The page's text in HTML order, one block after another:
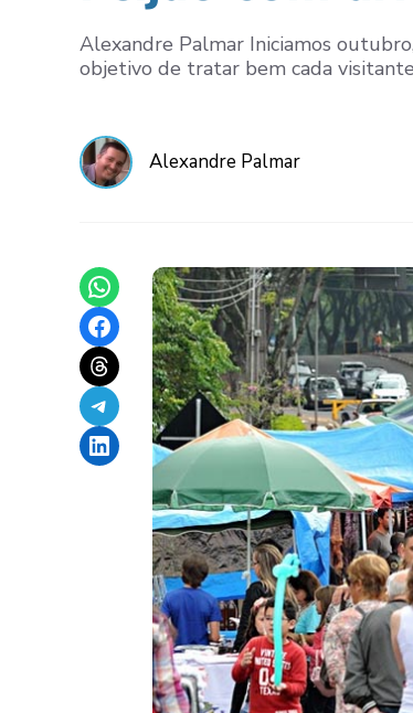
Alexandre Palmar Iniciamos
objetivo de tratar bem cada
Alexandre Palmar
Share on WhatsApp
Share on Facebook
Share on Threads
Share on Telegram
Share on LinkedIn